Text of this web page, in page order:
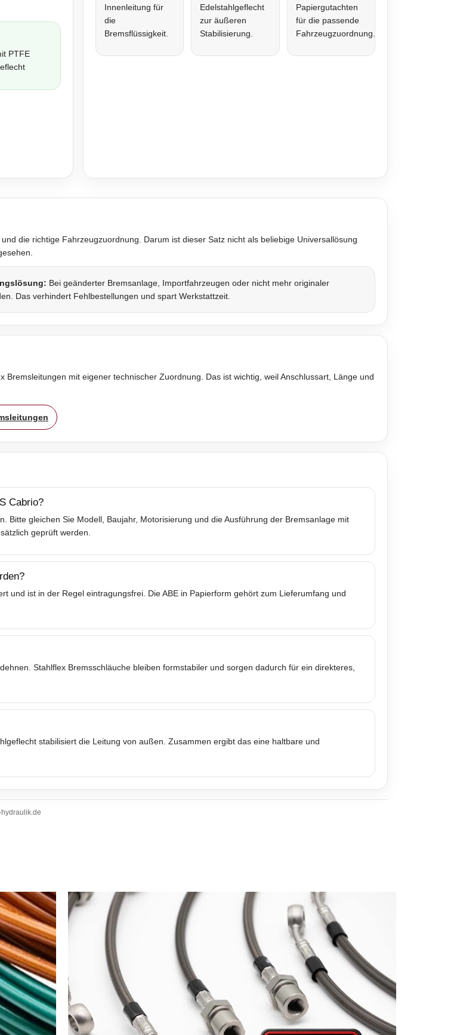
PTFE
Innenleitung für
die
Bremsflüssigkeit.
Edelstahlgeflecht
zur äußeren
Stabilisierung.
Papiergutachten
für die passende
Fahrzeugzuordnung.
die richtige Fahrzeugzuordnung. Darum ist dieser Satz nicht als beliebige Universallösung
Bei geänderter Bremsanlage, Importfahrzeugen oder nicht mehr originaler
Das verhindert Fehlbestellungen und spart Werkstattzeit.
mit eigener technischer Zuordnung. Das ist wichtig, weil Anschlussart, Länge und
Cabrio?
Bitte gleichen Sie Modell, Baujahr, Motorisierung und die Ausführung der Bremsanlage mit
geprüft werden.
und ist in der Regel eintragungsfrei. Die ABE in Papierform gehört zum Lieferumfang und
Stahlflex Bremsschläuche bleiben formstabiler und sorgen dadurch für ein direkteres,
stabilisiert die Leitung von außen. Zusammen ergibt das eine haltbare und